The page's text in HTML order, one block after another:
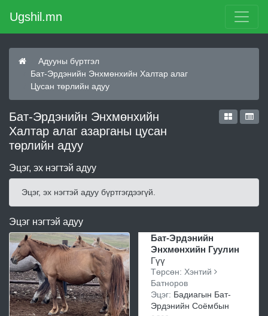
Ugshil.mn
Адууны бүртгэл
Бат-Эрдэнийн Энхмөнхийн Халтар алаг
Цусан төрлийн адуу
Бат-Эрдэнийн Энхмөнхийн
Халтар алаг азарганы цусан
төрлийн адуу
Эцэг, эх нэгтэй адуу
Эцэг, эх нэгтэй адуу бүртгэгдээгүй.
Эцэг нэгтэй адуу
Бат-Эрдэнийн
Энхмөнхийн Гуулин
Гүү
Төрсөн: Хэнтий
Батноров
Эцэг: Бадиагын Бат-
Эрдэнийн Соёмбын